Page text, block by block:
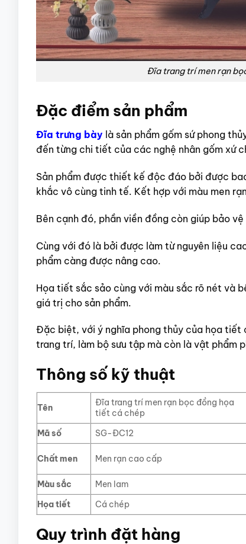
Đĩa trang trí men rạn
Đặc điểm sản phẩm
Đĩa trưng bày là sản phẩm gốm sứ phong
đến từng chi tiết của các nghệ nhân gốm xứ
Sản phẩm được thiết kế độc đáo bởi được
khắc vô cùng tinh tế. Kết hợp với màu men
Bên cạnh đó, phần viền đồng còn giúp bảo
Cùng với đó là bởi được làm từ nguyên liệu
phẩm càng được nâng cao.
Họa tiết sắc sảo cùng với màu sắc rõ nét và
giá trị cho sản phẩm.
Đặc biệt, với ý nghĩa phong thủy của họa tiết
trang trí, làm bộ sưu tập mà còn là vật phẩm
Thông số kỹ thuật
Tên
Đĩa trang trí men rạn bọc đồng họa
tiết cá chép
Mã số SG-ĐC12
Chất men Men rạn cao cấp
Màu sắc
Men lam
Họa tiết
Cá chép
Quy trình đặt hàng